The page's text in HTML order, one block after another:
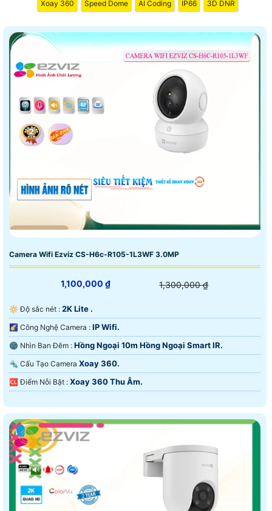
Xoay 360 Speed Dome AI Coding IP66 3D DNR
Camera Wifi Ezviz CS-H6c-R105-1L3WF 3.0MP
1,100,000 ₫ 1,300,000 ₫
🔆 Độ sắc nét : 2K Lite .
🌠 Công Nghệ Camera : IP Wifi.
🌚 Nhìn Ban Đêm : Hồng Ngoại 10m Hồng Ngoại Smart IR.
🔩 Cấu Tạo Camera Xoay 360.
️🆑 Điểm Nỗi Bật : Xoay 360 Thu Âm.